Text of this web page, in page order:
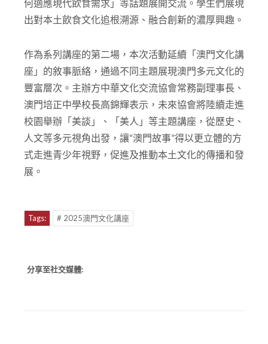
何適應現代飲食需求」等話題展開交流。學生們展現
出對本土飲食文化追根溯源、融合創新的濃厚興趣。
作為系列講座的第二場，本次活動延續「澳門文化講
座」的敘事脈絡，通過不同主題展現澳門多元文化的
豐富層次。主辦方中華文化交流協會常務副理事長、
澳門培正中學校長高錦輝表示，未來協會將陸續走進
校園舉辦「美談」、「美人」等主題講座，從歷史、
人文等多元視角出發，讓“澳門故事”得以更立體的方
式走進青少年視野，促進及推動本土文化的傳播和發
展。
Tags: # 2025澳門文化講座
分享至社交媒體: